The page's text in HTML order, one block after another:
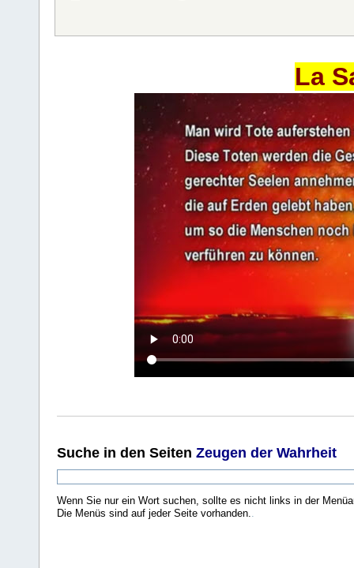
La
Suche in den Seiten Zeugen der Wahrheit
Wenn Sie nur ein Wort suchen, sollte es nicht links in der
Die Menüs sind auf jeder Seite vorhanden.